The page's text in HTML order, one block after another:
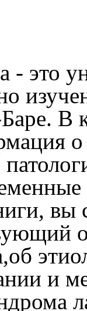
- это
В
о
вы
и